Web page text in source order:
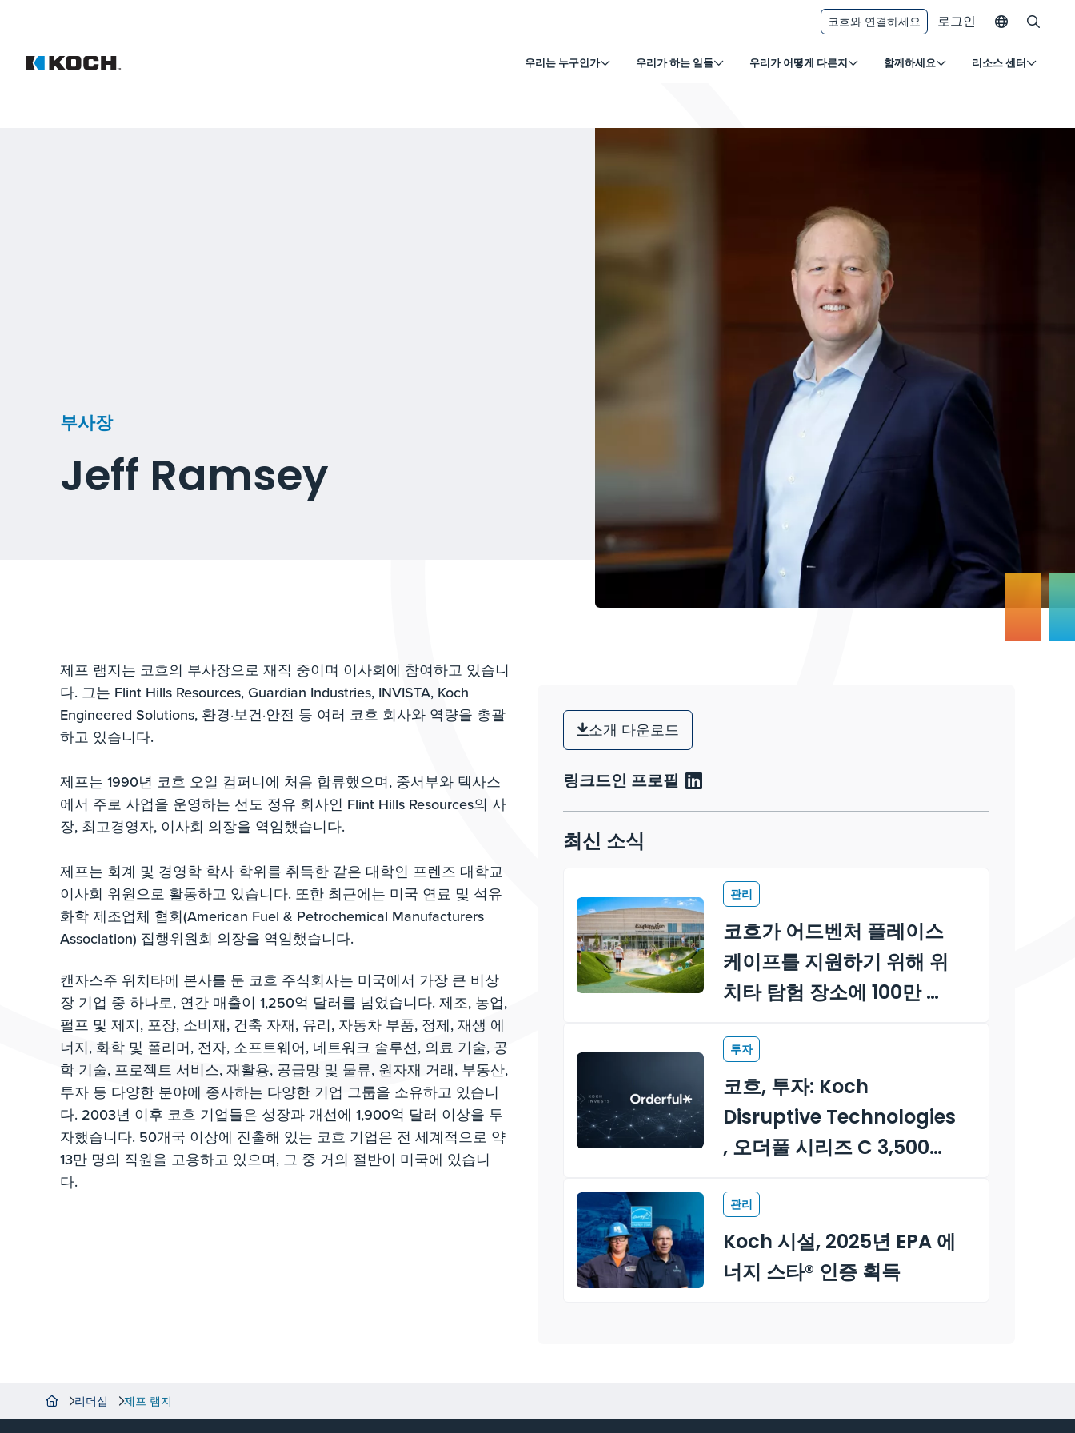
우리는 누구인가 우리가 하는 일들 우리가 어떻게 다른지 함께하세요 리소스 센터
코흐와 연결하세요 로그인
부사장
Jeff Ramsey
제프 램지는 코흐의 부사장으로 재직 중이며 이사회에 참여하고 있습니
다. 그는 Flint Hills Resources, Guardian Industries, INVISTA, Koch
Engineered Solutions, 환경·보건·안전 등 여러 코흐 회사와 역량을 총괄
하고 있습니다.
제프는 1990년 코흐 오일 컴퍼니에 처음 합류했으며, 중서부와 텍사스
에서 주로 사업을 운영하는 선도 정유 회사인 Flint Hills Resources의 사
장, 최고경영자, 이사회 의장을 역임했습니다.
제프는 회계 및 경영학 학사 학위를 취득한 같은 대학인 프렌즈 대학교
이사회 위원으로 활동하고 있습니다. 또한 최근에는 미국 연료 및 석유
화학 제조업체 협회(American Fuel & Petrochemical Manufacturers
Association) 집행위원회 의장을 역임했습니다.
캔자스주 위치타에 본사를 둔 코흐 주식회사는 미국에서 가장 큰 비상
장 기업 중 하나로, 연간 매출이 1,250억 달러를 넘었습니다. 제조, 농업,
펄프 및 제지, 포장, 소비재, 건축 자재, 유리, 자동차 부품, 정제, 재생 에
너지, 화학 및 폴리머, 전자, 소프트웨어, 네트워크 솔루션, 의료 기술, 공
학 기술, 프로젝트 서비스, 재활용, 공급망 및 물류, 원자재 거래, 부동산,
투자 등 다양한 분야에 종사하는 다양한 기업 그룹을 소유하고 있습니
다. 2003년 이후 코흐 기업들은 성장과 개선에 1,900억 달러 이상을 투
자했습니다. 50개국 이상에 진출해 있는 코흐 기업은 전 세계적으로 약
13만 명의 직원을 고용하고 있으며, 그 중 거의 절반이 미국에 있습니
다.
소개 다운로드
링크드인 프로필
최신 소식
관리
코흐가 어드벤처 플레이스
케이프를 지원하기 위해 위
치타 탐험 장소에 100만 달
투자
코흐, 투자: Koch
Disruptive Technologies
, 오더풀 시리즈 C 3,500만
관리
Koch 시설, 2025년 EPA 에
너지 스타® 인증 획득
리더십 제프 램지